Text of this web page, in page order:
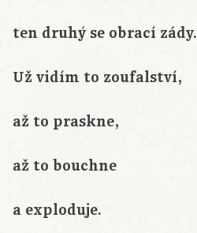
ten druhý se obrací zády.
Už vidím to zoufalství,
až to praskne,
až to bouchne
a exploduje.